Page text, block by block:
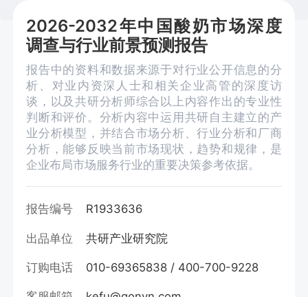
2026-2032年中国酸奶市场深度
调查与行业前景预测报告
报告中的资料和数据来源于对行业公开信息的分
析、对业内资深人士和相关企业高管的深度访
谈，以及共研分析师综合以上内容作出的专业性
判断和评价。分析内容中运用共研自主建立的产
业分析模型，并结合市场分析、行业分析和厂商
分析，能够反映当前市场现状，趋势和规律，是
企业布局市场服务行业的重要决策参考依据。
报告编号 R1933636
出品单位 共研产业研究院
订购电话 010-69365838 / 400-700-9228